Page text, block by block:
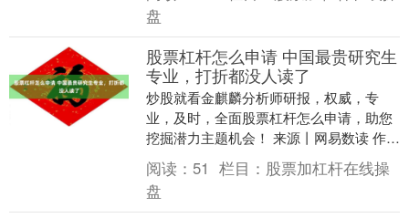
盘
股票杠杆怎么申请 中国最贵研究生
专业，打折都没人读了
炒股就看金麒麟分析师研报，权威，专
业，及时，全面股票杠杆怎么申请，助您
挖掘潜力主题机会！ 来源丨网易数读 作者
丨小夏 库洛洛 中国大学里最有钱、身价最
高的人都集....
阅读： 51 栏目： 股票加杠杆在线操
盘